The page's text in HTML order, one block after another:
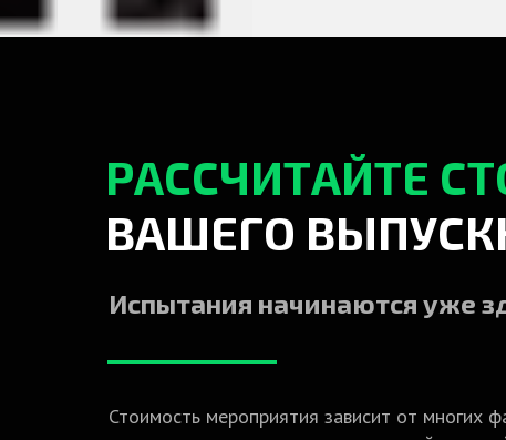
Испытания начинаются уже
Стоимость мероприятия зависит от многих
РАССЧИТАЙТЕ
ВАШЕГО